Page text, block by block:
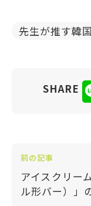
先生が推す韓
SHARE
前の記事
アイスクリー
ル形バー）」